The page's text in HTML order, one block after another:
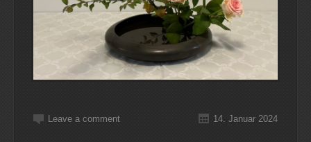
Leave a comment 14. Januar 2024